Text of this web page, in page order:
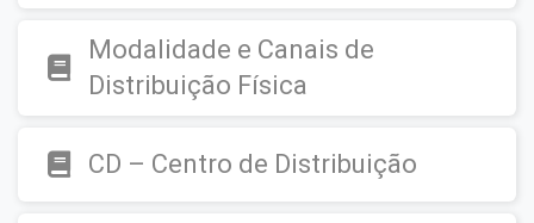
Modalidade e Canais de
Distribuição Física
CD – Centro de Distribuição